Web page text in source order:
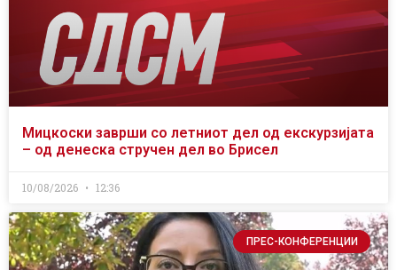
Мицкоски заврши со летниот дел од екскурзијата
– од денеска стручен дел во Брисел
10/08/2026 12:36
ПРЕС-КОНФЕРЕНЦИИ